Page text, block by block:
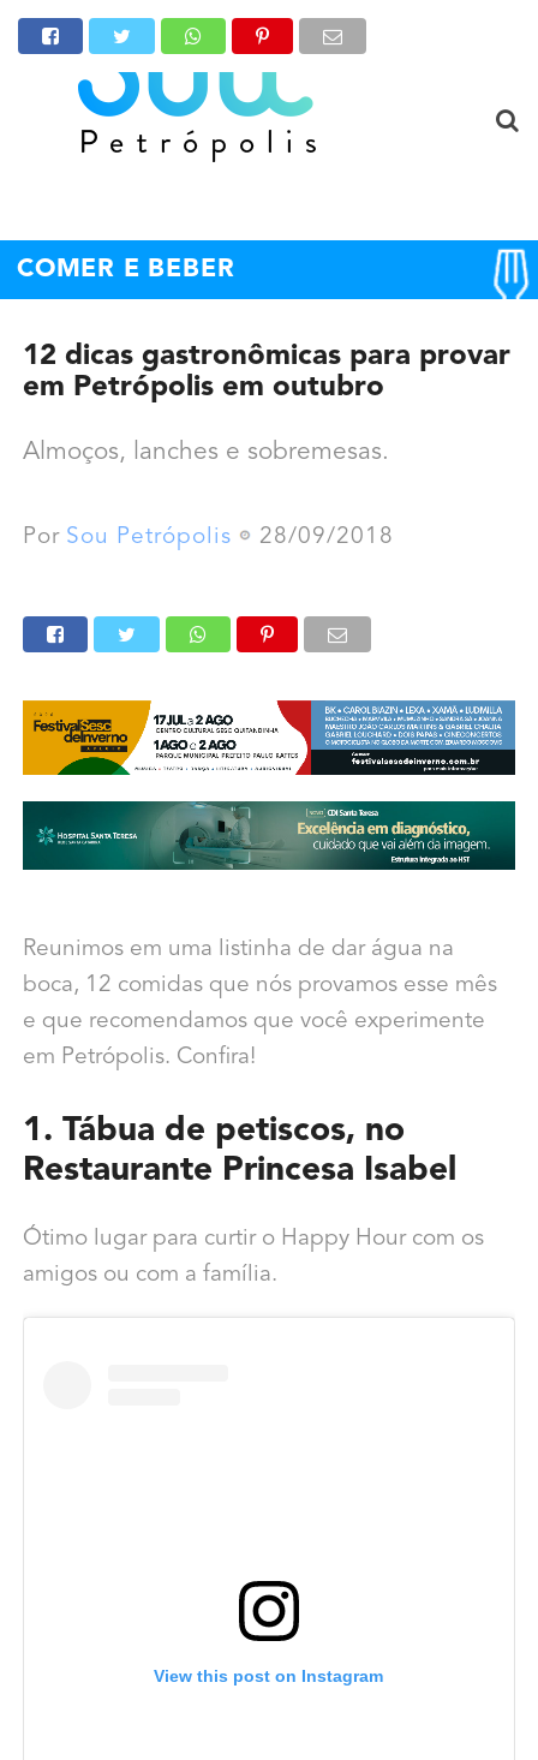
COMER E BEBER
12 dicas gastronômicas para provar
em Petrópolis em outubro
Almoços, lanches e sobremesas.
Por Sou Petrópolis 28/09/2018
Reunimos em uma listinha de dar água na
boca, 12 comidas que nós provamos esse mês
e que recomendamos que você experimente
em Petrópolis. Confira!
1. Tábua de petiscos, no
Restaurante Princesa Isabel
Ótimo lugar para curtir o Happy Hour com os
amigos ou com a família.
View this post on Instagram